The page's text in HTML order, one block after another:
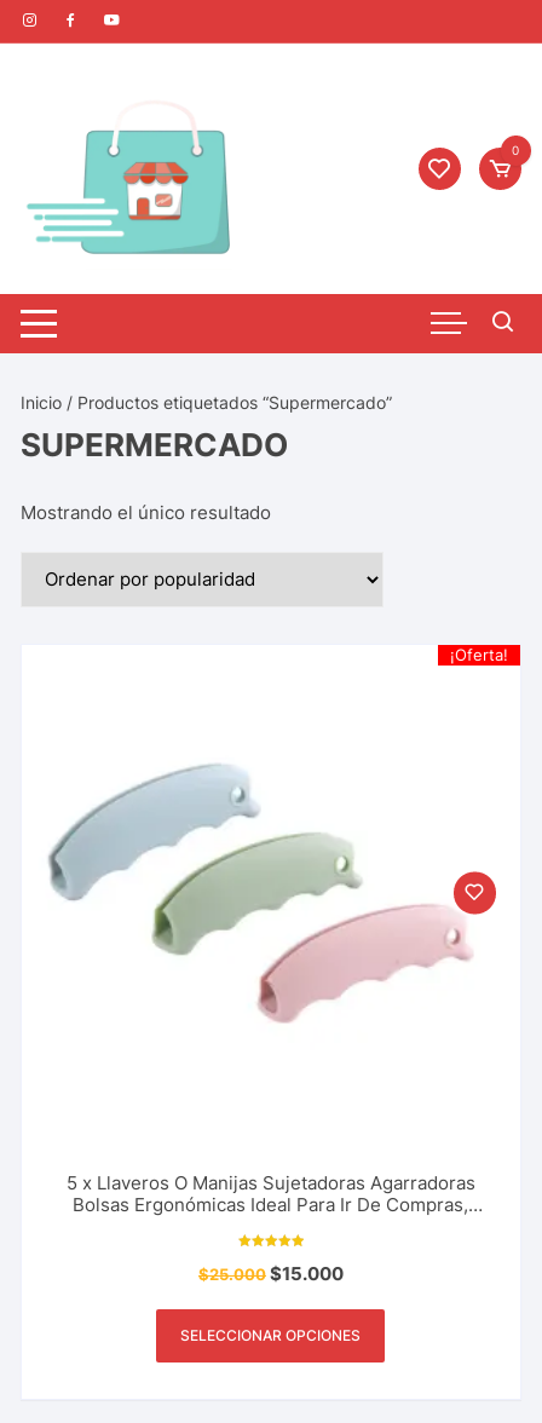
0
Inicio / Productos etiquetados “Supermercado”
SUPERMERCADO
Mostrando el único resultado
¡Oferta!
5 x Llaveros O Manijas Sujetadoras Agarradoras
Bolsas Ergonómicas Ideal Para Ir De Compras,
5.00
de 5
$25.000$15.000
SELECCIONAR OPCIONES